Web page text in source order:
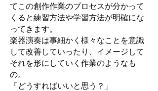
てこの創作作業のプロセスが分かって
くると練習方法や学習方法が明確にな
ってきます。
楽器演奏は事細かく様々なことを意識
して改善していったり、イメージして
それを形にしていく作業のようなも
の。
「どうすればいいと思う？」